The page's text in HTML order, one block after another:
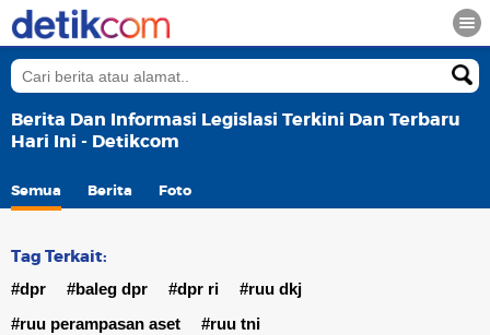
Berita Dan Informasi Legislasi Terkini Dan Terbaru
Hari Ini - Detikcom
Semua Berita Foto
Tag Terkait:
#dpr #baleg dpr #dpr ri
#ruu dkj
#ruu perampasan aset
#ruu tni